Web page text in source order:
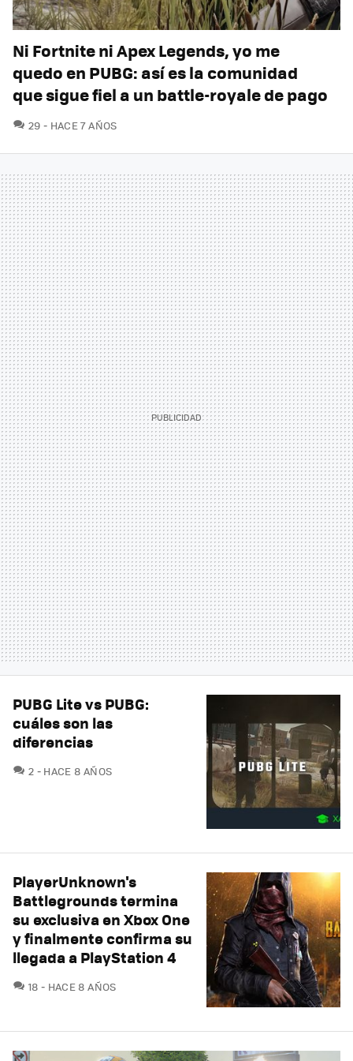
Ni Fortnite ni Apex Legends, yo me
quedo en PUBG: así es la comunidad
que sigue fiel a un battle-royale de pago
29 COMENTARIOS
HACE 7 AÑOS
PUBG Lite vs PUBG:
cuáles son las
diferencias
2 COMENTARIOS
HACE 8 AÑOS
PlayerUnknown's
Battlegrounds termina
su exclusiva en Xbox One
y finalmente confirma su
llegada a PlayStation 4
18 COMENTARIOS
HACE 8 AÑOS